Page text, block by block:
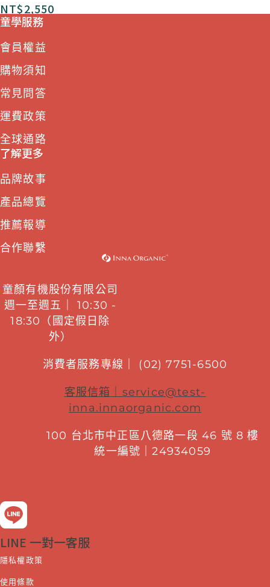
NT$2,550
童學服務
會員權益
購物須知
常見問答
運費政策
全球通路
了解更多
品牌故事
產品總覽
推薦報導
合作聯繫
童顏有機股份有限公司
週一至週五｜ 10:30 -
18:30（國定假日除
外）
消費者服務專線｜ (02) 7751-6500
客服信箱｜ service@test-
inna.innaorganic.com
100 台北市中正區八德路一段 46 號 8 樓
統一編號｜24934059
LINE 一對一客服
隱私權政策
使用條款